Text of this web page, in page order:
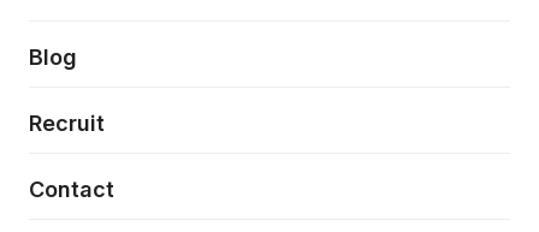
モダナイゼーション
特徴量エンジニアリングと生成AI
フロントエンド開発
当社が目指しているもの
Press release
News
Event/Seminer
Blog
Recruit
Contact